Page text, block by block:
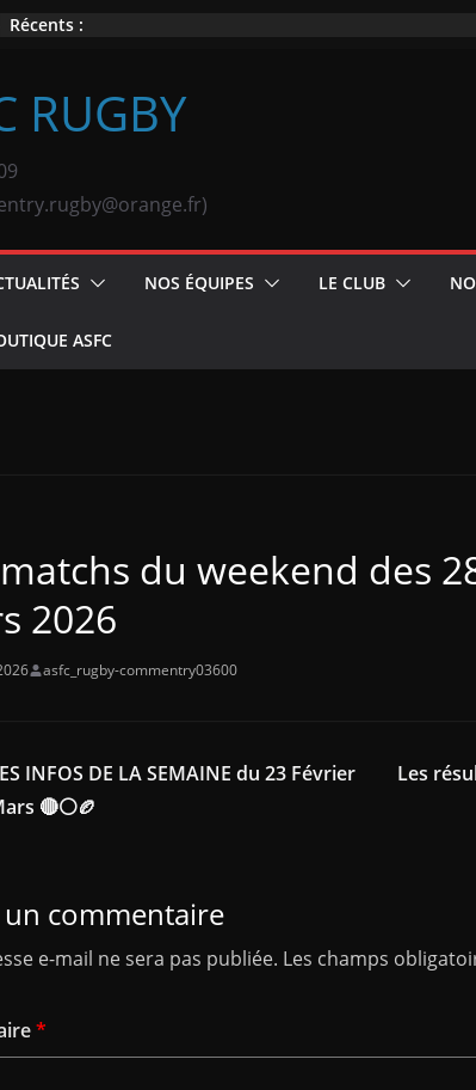
Récents :
RUGBY
NOS ÉQUIPES LE CLUB
ASFC
du weekend des
2026
asfc_rugby-commentry03600
INFOS DE LA SEMAINE du 23 Février
🔴⚪🏉
Les
un commentaire
e-mail ne sera pas publiée. Les champs
*